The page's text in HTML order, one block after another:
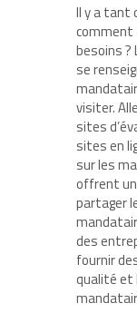
Il y a tant
comment
besoins ?
se
visiter.
sites
sites en
sur les
offrent
partager
des
fournir
qualité et